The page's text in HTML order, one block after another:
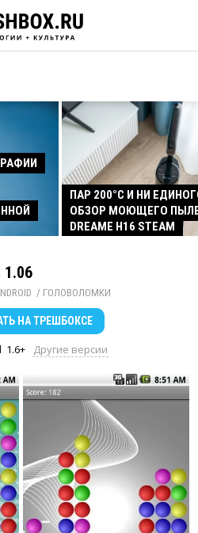
ПАР 200°C И НИ
ОБЗОР МОЮЩЕГО
DREAME H16 STEAM
1.06
/ ГОЛОВОЛОМКИ
НА ТРЕШБОКСЕ
1.6+ Другие версии